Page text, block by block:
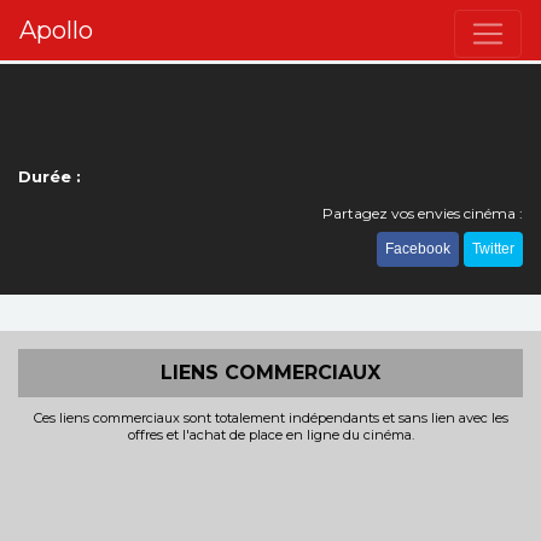
Apollo
Durée :
Partagez vos envies cinéma :
Facebook Twitter
LIENS COMMERCIAUX
Ces liens commerciaux sont totalement indépendants et sans lien avec les
offres et l'achat de place en ligne du cinéma.